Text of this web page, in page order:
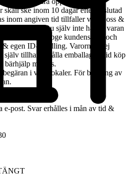
ske inom 10 dagar efter avslutad
inom angiven tid tillfaller varan oss &
Kan Du själv inte hämta varan
skall uppge kundens för- och
egen ID-handling. Varorna är ej
själv tillhandahålla emballage. Vid köp
bärhjälp medtas.
i våra lokaler. För bokning av
e-post. Svar erhålles i mån av tid &